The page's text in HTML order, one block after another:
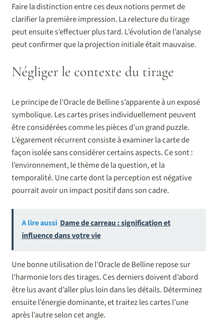
Faire la distinction entre ces deux notions permet de
clarifier la première impression. La relecture du tirage
peut ensuite s’effectuer plus tard. L’évolution de l’analyse
peut confirmer que la projection initiale était mauvaise.
Négliger le contexte du tirage
Le principe de l’Oracle de Belline s’apparente à un exposé
symbolique. Les cartes prises individuellement peuvent
être considérées comme les pièces d’un grand puzzle.
L’égarement récurrent consiste à examiner la carte de
façon isolée sans considérer certains aspects. Ce sont :
l’environnement, le thème de la question, et la
temporalité. Une carte dont la perception est négative
pourrait avoir un impact positif dans son cadre.
A lire aussi Dame de carreau : signification et
influence dans votre vie
Une bonne utilisation de l’Oracle de Belline repose sur
l’harmonie lors des tirages. Ces derniers doivent d’abord
être lus avant d’aller plus loin dans les détails. Déterminez
ensuite l’énergie dominante, et traitez les cartes l’une
après l’autre selon cet angle.